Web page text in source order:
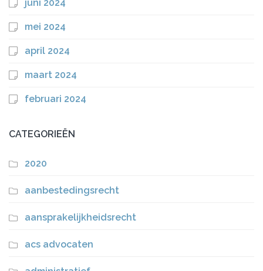
juni 2024
mei 2024
april 2024
maart 2024
februari 2024
CATEGORIEËN
2020
aanbestedingsrecht
aansprakelijkheidsrecht
acs advocaten